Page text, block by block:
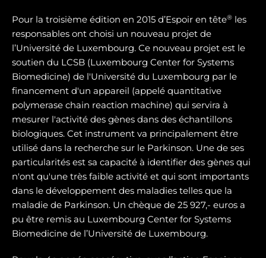
Pour la troisième édition en 2015 d’Espoir en tête® les
responsables ont choisi un nouveau projet de
l’Université de Luxembourg. Ce nouveau projet est le
soutien du LCSB (Luxembourg Center for Systems
Biomedicine) de l'Université du Luxembourg par le
financement d'un appareil (appelé quantitative
polymerase chain reaction machine) qui servira à
mesurer l'activité des gènes dans des échantillons
biologiques. Cet instrument va principalement être
utilisé dans la recherche sur le Parkinson. Une de ses
particularités est sa capacité à identifier des gènes qui
n'ont qu'une très faible activité et qui sont importants
dans le développement des maladies telles que la
maladie de Parkinson. Un chèque de 25 927,- euros a
pu être remis au Luxembourg Center for Systems
Biomedicine de l’Université de Luxembourg.